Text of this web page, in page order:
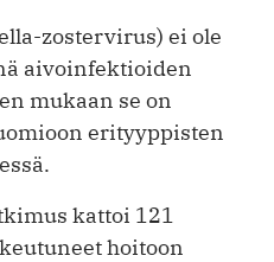
zostervirus) ei ole
aivoinfektioiden
mukaan se on
erityyppisten
kattoi 121
hoitoon